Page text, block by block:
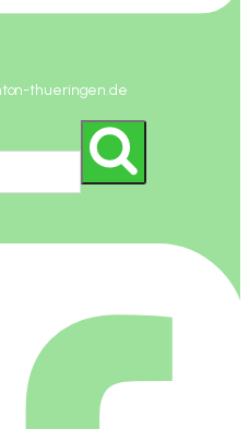
thueringen.de